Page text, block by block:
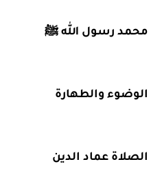
محمد رسول الله ﷺ
الوضوء والطهارة
الصلاة عماد الدين